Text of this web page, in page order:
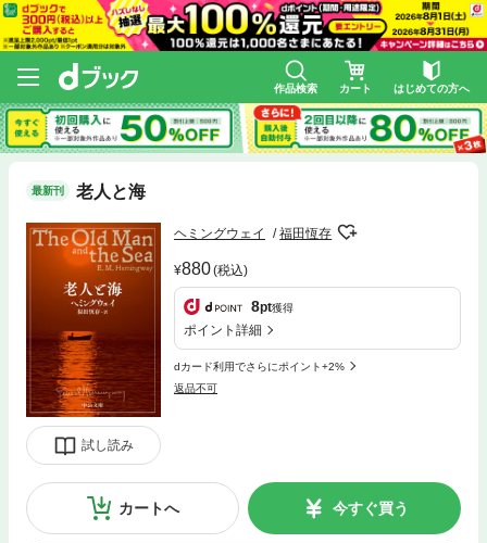
作品検索 カート はじめての方へ
最新刊 老人と海
試し読み
ヘミングウェイ 福田恆存
880(税込)
8pt獲得
ポイント詳細
dカード利用でさらにポイント+2%
返品不可
カートへ 今すぐ買う